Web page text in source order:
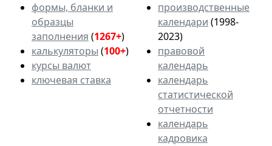
формы, бланки и
образцы
заполнения (1267+)
калькуляторы (100+)
курсы валют
ключевая ставка
производственные
календари (1998-
2023)
правовой
календарь
календарь
статистической
отчетности
календарь
кадровика